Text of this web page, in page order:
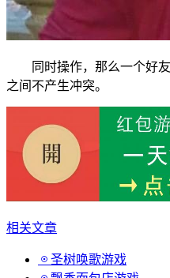
同时操作，那么一个好
之间不产生冲突。
相关文章
圣树唤歌游戏